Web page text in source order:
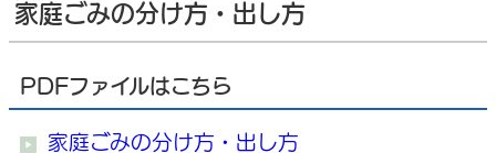
家庭ごみの分け方・出し方
PDFファイルはこちら
家庭ごみの分け方・出し方